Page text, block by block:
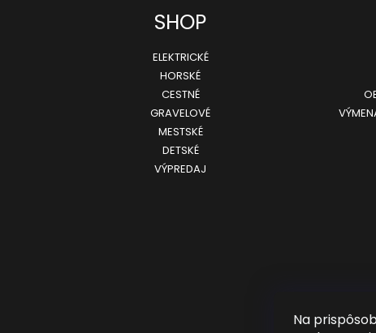
Na
SHOP
ELEKTRICKÉ
HORSKÉ
CESTNÉ
GRAVELOVÉ
MESTSKÉ
DETSKÉ
VÝPREDAJ